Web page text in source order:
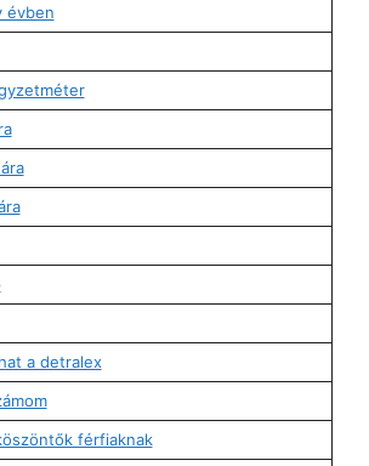
évben
a detralex
férfiaknak